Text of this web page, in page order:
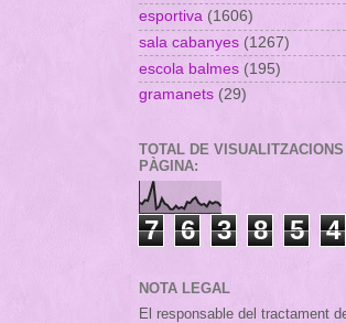
esportiva (1606)
sala cabanyes (1267)
escola balmes (195)
gramanets (29)
TOTAL DE VISUALITZACIONS
PÀGINA:
7 6 3 8 5 4
NOTA LEGAL
El responsable del tractament